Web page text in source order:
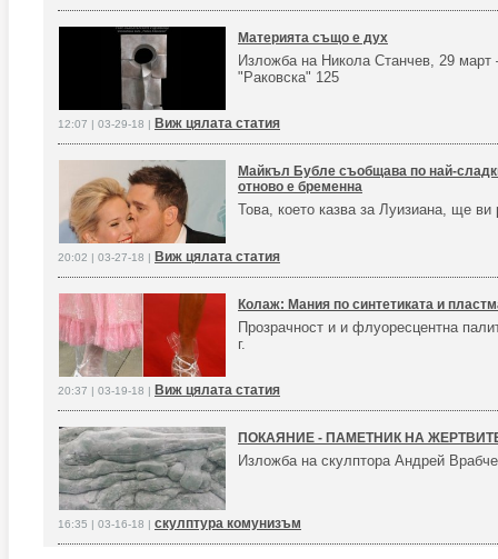
Материята също е дух
Изложба на Никола Станчев, 29 март
"Раковска" 125
12:07 | 03-29-18 | Виж цялата статия
Майкъл Бубле съобщава по най-
отново е бременна
Това, което казва за Луизиана, ще ви
20:02 | 03-27-18 | Виж цялата статия
Колаж: Мания по синтетиката и
Прозрачност и и флуоресцентна
г.
20:37 | 03-19-18 | Виж цялата статия
ПОКАЯНИЕ - ПАМЕТНИК НА
Изложба на скулптора Андрей
16:35 | 03-16-18 | скулптура комунизъм